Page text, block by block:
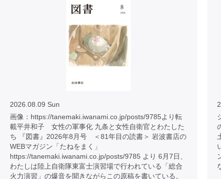
2026.08.09 Sun
画像：https://tanemaki.iwanami.co.jp/posts/9785より転
載平井和子 女性の軍事化 九条と女性自衛官とわたした
ち 『図書』2026年8月号 ＜81年目の読書＞ 岩波書店の
WEBマガジン「たねをまく」
https://tanemaki.iwanami.co.jp/posts/9785 より 6月7日、
わたしは陸上自衛隊東富士演習場で行われている「総合
火力演習」の爆音を聞きながらこの原稿を書いている。